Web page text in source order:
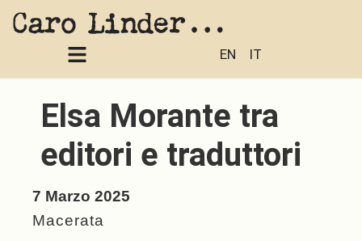
EN IT
Elsa Morante tra
editori e traduttori
7 Marzo 2025
Macerata